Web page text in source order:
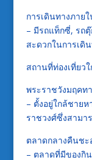
การเดินทางภาย
– มีรถแท็กซี่, รถ
สะดวกในการเดิ
สถานที่ท่องเที่ยวใ
พระราชวังมฤคท
– ตั้งอยู่ใกล้ชาย
ราชวงศ์ซึ่งสามา
ตลาดกลางคืนชะ
– ตลาดที่มีของกิ